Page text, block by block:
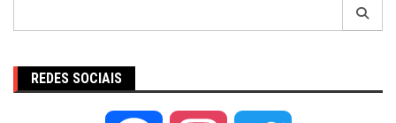
REDES SOCIAIS